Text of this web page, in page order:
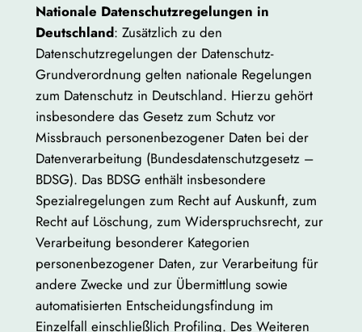
Nationale Datenschutzregelungen in
Deutschland: Zusätzlich zu den
Datenschutzregelungen der Datenschutz-
Grundverordnung gelten nationale Regelungen
zum Datenschutz in Deutschland. Hierzu gehört
insbesondere das Gesetz zum Schutz vor
Missbrauch personenbezogener Daten bei der
Datenverarbeitung (Bundesdatenschutzgesetz –
BDSG). Das BDSG enthält insbesondere
Spezialregelungen zum Recht auf Auskunft, zum
Recht auf Löschung, zum Widerspruchsrecht, zur
Verarbeitung besonderer Kategorien
personenbezogener Daten, zur Verarbeitung für
andere Zwecke und zur Übermittlung sowie
automatisierten Entscheidungsfindung im
Einzelfall einschließlich Profiling. Des Weiteren